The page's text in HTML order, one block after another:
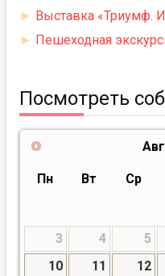
► Выставка «Триумф.
► Пешеходная
Посмотреть
Пн Вт Ср
3
4 5
10
11 12